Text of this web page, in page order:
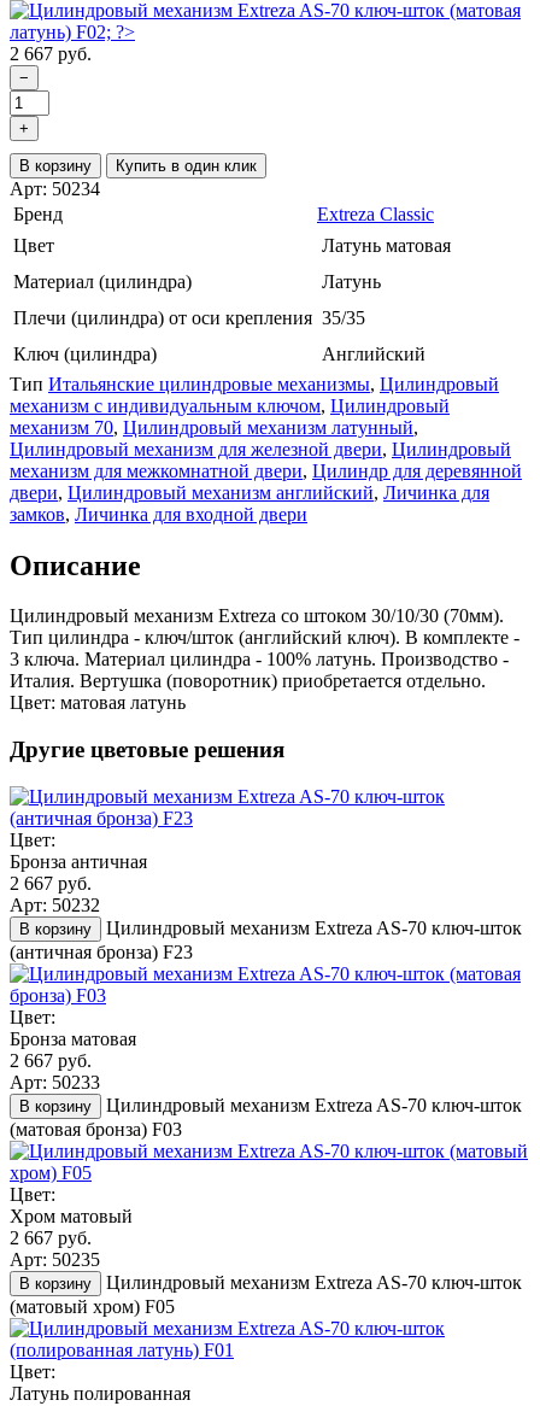
2 667 руб.
−
+
В корзину Купить в один клик
Арт: 50234
Бренд
Extreza Classic
Цвет
Латунь матовая
Материал (цилиндра)
Латунь
Плечи (цилиндра) от оси крепления 35/35
Ключ (цилиндра)
Английский
Тип Итальянские цилиндровые механизмы, Цилиндровый
механизм с индивидуальным ключом, Цилиндровый
механизм 70, Цилиндровый механизм латунный,
Цилиндровый механизм для железной двери, Цилиндровый
механизм для межкомнатной двери, Цилиндр для деревянной
двери, Цилиндровый механизм английский, Личинка для
замков, Личинка для входной двери
Описание
Цилиндровый механизм Extreza со штоком 30/10/30 (70мм).
Тип цилиндра - ключ/шток (английский ключ). В комплекте -
3 ключа. Материал цилиндра - 100% латунь. Производство -
Италия. Вертушка (поворотник) приобретается отдельно.
Цвет: матовая латунь
Другие цветовые решения
Цвет:
Бронза античная
2 667 руб.
Арт: 50232
В корзину
Цилиндровый механизм Extreza AS-70 ключ-шток
(античная бронза) F23
Цвет:
Бронза матовая
2 667 руб.
Арт: 50233
В корзину
Цилиндровый механизм Extreza AS-70 ключ-шток
(матовая бронза) F03
Цвет:
Хром матовый
2 667 руб.
Арт: 50235
В корзину
Цилиндровый механизм Extreza AS-70 ключ-шток
(матовый хром) F05
Цвет:
Латунь полированная